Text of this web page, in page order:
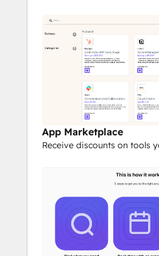
App Marketplace
Receive discounts on tools